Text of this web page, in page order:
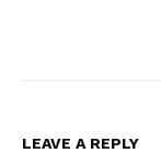
LEAVE A REPLY